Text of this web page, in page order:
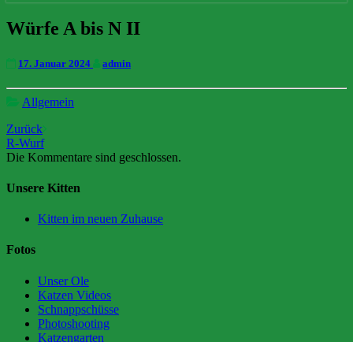
Würfe
A
N
Würfe A bis N II
17. Januar 2024 admin
Allgemein
Beitrags-
Navigation
Zurück
R-Wurf
Die Kommentare sind geschlossen.
Unsere Kitten
Kitten im neuen Zuhause
Fotos
Unser Ole
Katzen Videos
Schnappschüsse
Photoshooting
Katzengarten